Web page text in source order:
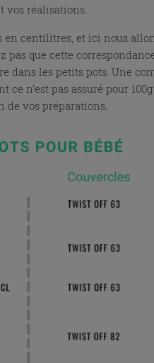
vos réalisations.
en centilitres, et ici nous
pas que cette
les petits pots. Une
n'est pas assuré pour
vos préparations.